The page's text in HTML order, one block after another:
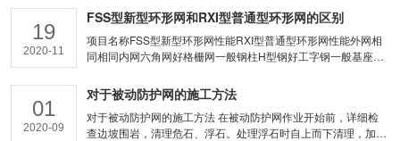
19
2020-11
FSS型新型环形网和RXI型普通型环形网的区别
项目名称FSS型新型环形网性能RXI型普通型环形网性能外网相
同相同内网六角网好格栅网一般钢柱H型钢好工字钢一般基座u
格比普通型贵约15%-20%
01
2020-09
对于被动防护网的施工方法
对于被动防护网的施工方法 在被动防护网作业开始前，详细检
查边坡围岩，清理危石、浮石。处理浮石时自上而下清理，加强